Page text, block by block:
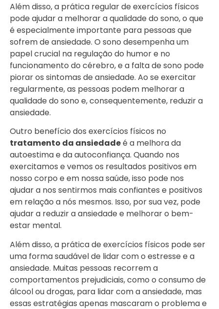
Além disso, a prática regular de exercícios físicos
pode ajudar a melhorar a qualidade do sono, o que
é especialmente importante para pessoas que
sofrem de ansiedade. O sono desempenha um
papel crucial na regulação do humor e no
funcionamento do cérebro, e a falta de sono pode
piorar os sintomas de ansiedade. Ao se exercitar
regularmente, as pessoas podem melhorar a
qualidade do sono e, consequentemente, reduzir a
ansiedade.
Outro benefício dos exercícios físicos no
tratamento da ansiedadeé a melhora da
autoestima e da autoconfiança. Quando nos
exercitamos e vemos os resultados positivos em
nosso corpo e em nossa saúde, isso pode nos
ajudar a nos sentirmos mais confiantes e positivos
em relação a nós mesmos. Isso, por sua vez, pode
ajudar a reduzir a ansiedade e melhorar o bem-
estar mental.
Além disso, a prática de exercícios físicos pode ser
uma forma saudável de lidar com o estresse e a
ansiedade. Muitas pessoas recorrem a
comportamentos prejudiciais, como o consumo de
álcool ou drogas, para lidar com a ansiedade, mas
essas estratégias apenas mascaram o problema e